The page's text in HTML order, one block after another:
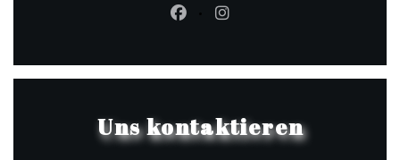
Facebook ((öffnet ein neues
Instagram ((öffnet ein
Uns kontaktieren